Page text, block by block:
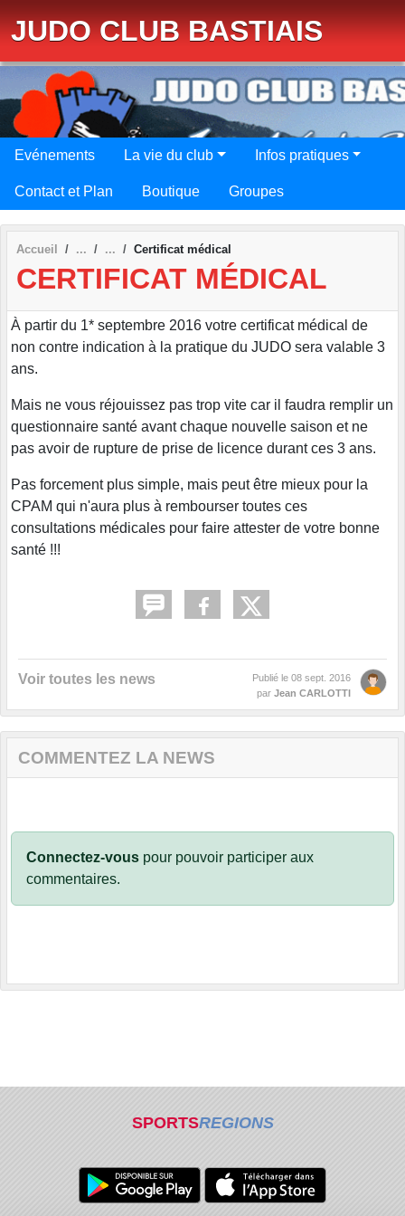
JUDO CLUB BASTIAIS
Evénements La vie du club Infos pratiques
Contact et Plan Boutique Groupes
Accueil Certificat médical
CERTIFICAT MÉDICAL
À partir du 1* septembre 2016 votre certificat médical de
non contre indication à la pratique du JUDO sera valable 3
ans.
Mais ne vous réjouissez pas trop vite car il faudra remplir un
questionnaire santé avant chaque nouvelle saison et ne
pas avoir de rupture de prise de licence durant ces 3 ans.
Pas forcement plus simple, mais peut être mieux pour la
CPAM qui n'aura plus à rembourser toutes ces
consultations médicales pour faire attester de votre bonne
santé !!!
Voir toutes les news Publié le 08 sept. 2016
par Jean CARLOTTI
COMMENTEZ LA NEWS
Connectez-vous pour pouvoir participer aux
commentaires.
SPORTSREGIONS